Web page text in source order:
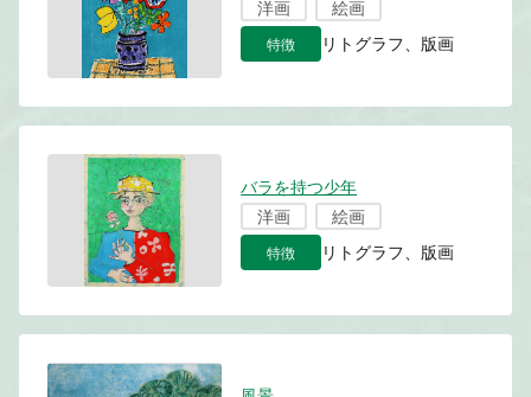
洋画
絵画
特徴 リトグラフ、版画
バラを持つ少年
洋画
絵画
特徴 リトグラフ、版画